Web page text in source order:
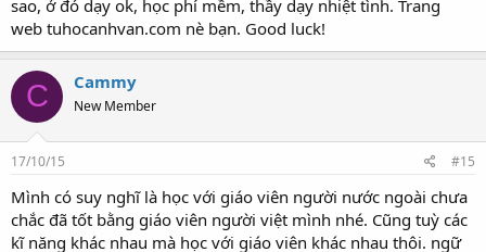
sao, ở đó dạy ok, học phí mềm, thầy dạy nhiệt tình. Trang
web tuhocanhvan.com nè bạn. Good luck!
C Cammy
New Member
17/10/15 #15
Mình có suy nghĩ là học với giáo viên người nước ngoài chưa
chắc đã tốt bằng giáo viên người việt mình nhé. Cũng tuỳ các
kĩ năng khác nhau mà học với giáo viên khác nhau thôi. ngữ